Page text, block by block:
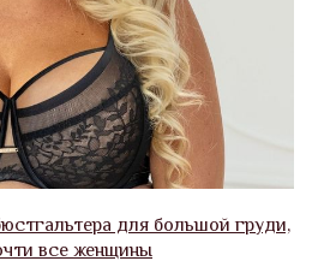
для большой груди,
все женщины